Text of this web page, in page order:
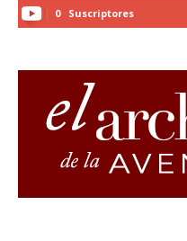
0 Suscriptores